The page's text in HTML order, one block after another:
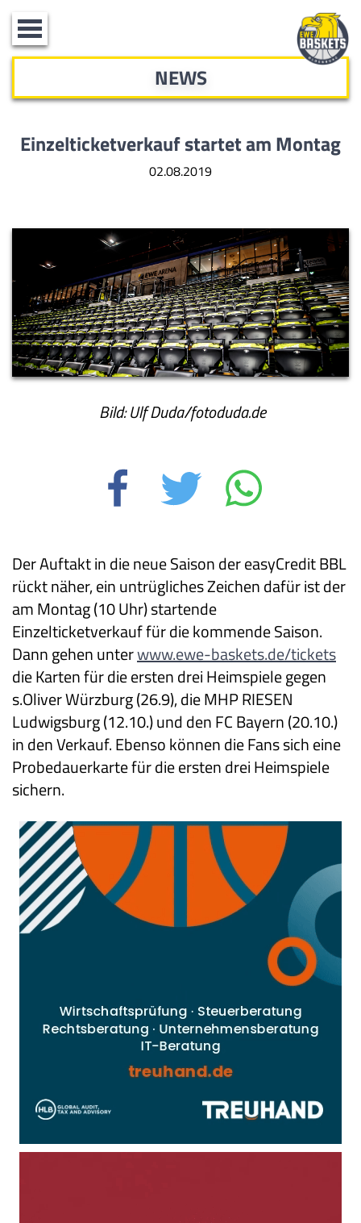
Toggle
navigation
NEWS
Einzelticketverkauf startet am Montag
02.08.2019
Bild: Ulf Duda/fotoduda.de
Der Auftakt in die neue Saison der easyCredit BBL
rückt näher, ein untrügliches Zeichen dafür ist der
am Montag (10 Uhr) startende
Einzelticketverkauf für die kommende Saison.
Dann gehen unterwww.ewe-baskets.de/tickets
die Karten für die ersten drei Heimspiele gegen
s.Oliver Würzburg (26.9), die MHP RIESEN
Ludwigsburg (12.10.) und den FC Bayern (20.10.)
in den Verkauf. Ebenso können die Fans sich eine
Probedauerkarte für die ersten drei Heimspiele
sichern.